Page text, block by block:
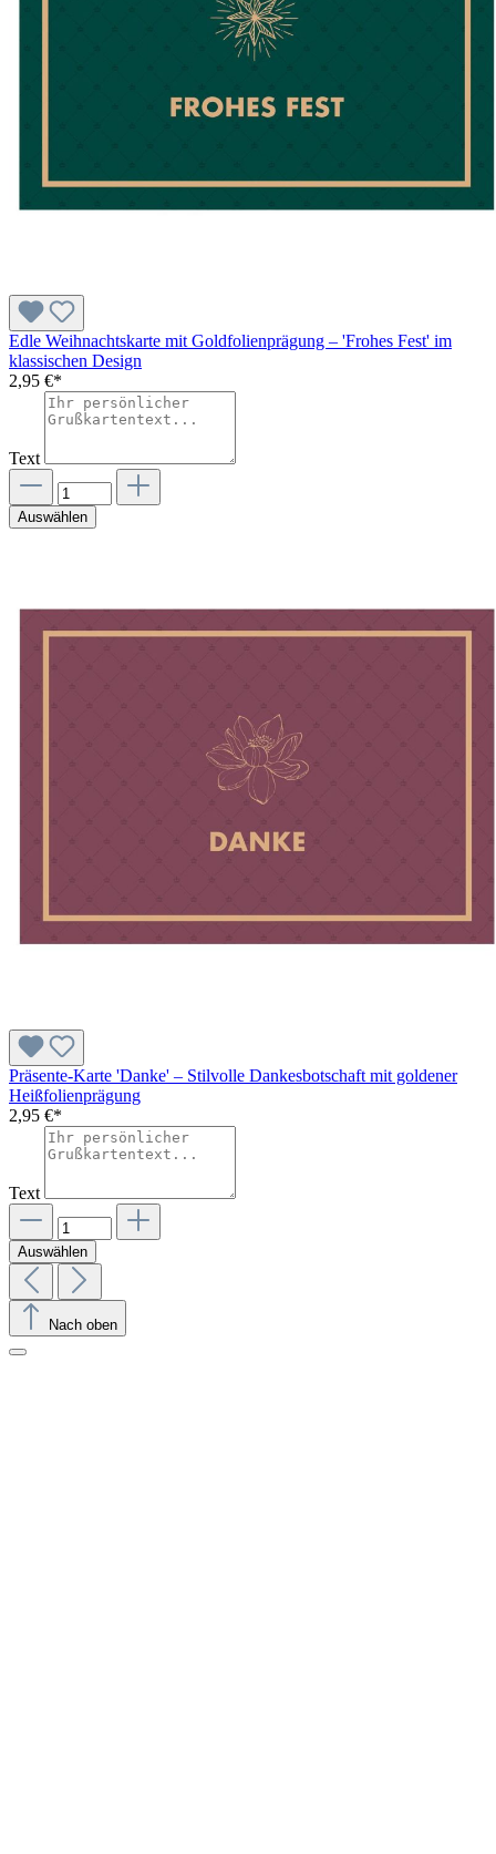
Edle Weihnachtskarte mit Goldfolienprägung – 'Frohes Fest' im
klassischen Design
2,95 €*
Text
Auswählen
Präsente-Karte 'Danke' – Stilvolle Dankesbotschaft mit goldener
Heißfolienprägung
2,95 €*
Text
Auswählen
Nach oben